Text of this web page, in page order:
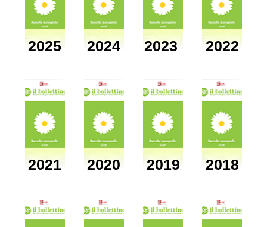
2025 2024 2023 2022
2021 2020 2019 2018